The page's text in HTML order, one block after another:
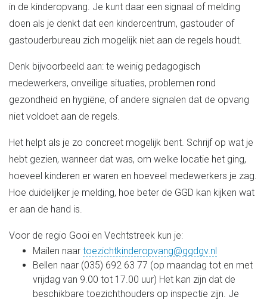
in de kinderopvang. Je kunt daar een signaal of melding
doen als je denkt dat een kindercentrum, gastouder of
gastouderbureau zich mogelijk niet aan de regels houdt.
Denk bijvoorbeeld aan: te weinig pedagogisch
medewerkers, onveilige situaties, problemen rond
gezondheid en hygiëne, of andere signalen dat de opvang
niet voldoet aan de regels.
Het helpt als je zo concreet mogelijk bent. Schrijf op wat je
hebt gezien, wanneer dat was, om welke locatie het ging,
hoeveel kinderen er waren en hoeveel medewerkers je zag.
Hoe duidelijker je melding, hoe beter de GGD kan kijken wat
er aan de hand is.
Voor de regio Gooi en Vechtstreek kun je:
Mailen naar toezichtkinderopvang@ggdgv.nl
Bellen naar (035) 692 63 77 (op maandag tot en met
vrijdag van 9.00 tot 17.00 uur) Het kan zijn dat de
beschikbare toezichthouders op inspectie zijn. Je